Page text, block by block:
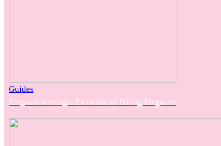
Guides
Elegante øreringe: En Guide til Stil og Elegance